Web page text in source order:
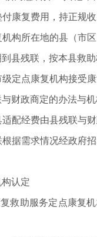
康复费用，持正规
构所在地的县（市
县残联，按本县救助
级定点康复机构接受
财政商定的办法与机
适配经费由县残联与
据需求情况经政府
认定
救助服务定点康复